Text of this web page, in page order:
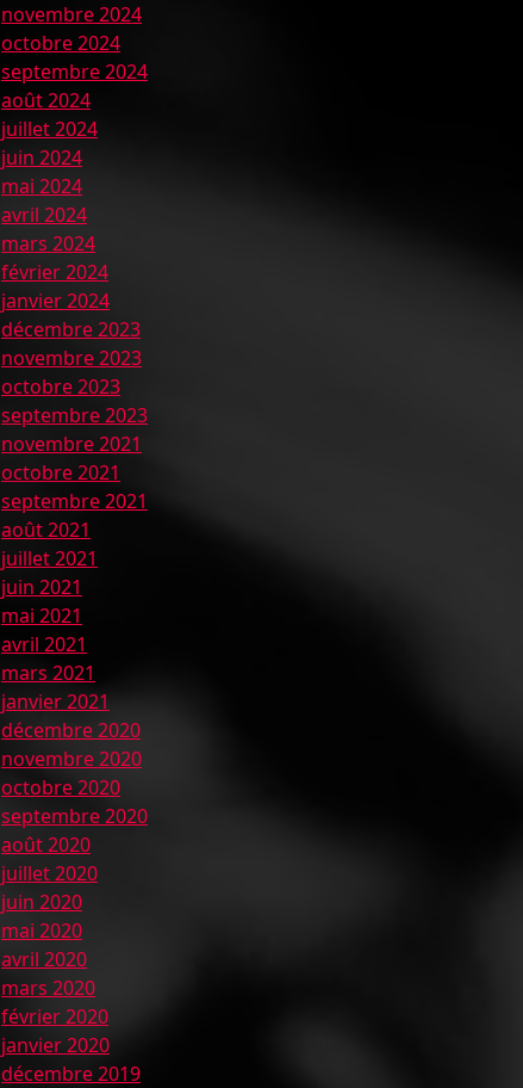
novembre 2024
octobre 2024
septembre 2024
août 2024
juillet 2024
juin 2024
mai 2024
avril 2024
mars 2024
février 2024
janvier 2024
décembre 2023
novembre 2023
octobre 2023
septembre 2023
novembre 2021
octobre 2021
septembre 2021
août 2021
juillet 2021
juin 2021
mai 2021
avril 2021
mars 2021
janvier 2021
décembre 2020
novembre 2020
octobre 2020
septembre 2020
août 2020
juillet 2020
juin 2020
mai 2020
avril 2020
mars 2020
février 2020
janvier 2020
décembre 2019